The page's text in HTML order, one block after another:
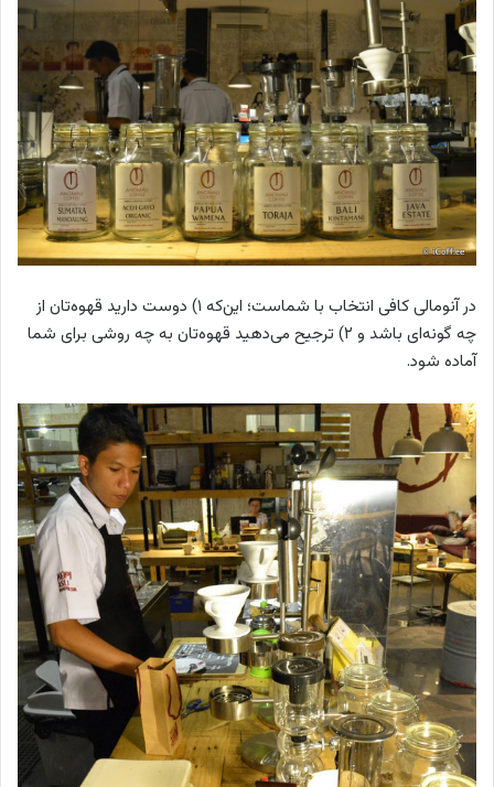
در آنومالی کافی انتخاب با شماست؛ این‌که ۱) دوست دارید قهوه‌تان از
چه گونه‌ای باشد و ۲) ترجیح می‌دهید قهوه‌تان به چه روشی برای شما
آماده شود.